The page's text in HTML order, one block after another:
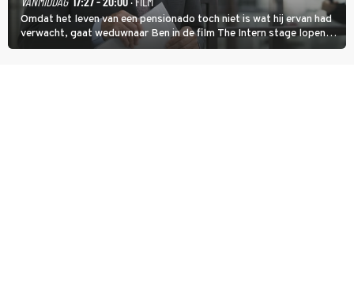
Omdat het leven van een pensionado toch niet is wat hij ervan had
verwacht, gaat weduwnaar Ben in de film The Intern stage lopen
bij de hippe webwinkel van Jules, wat een gouden zet blijkt te zijn.